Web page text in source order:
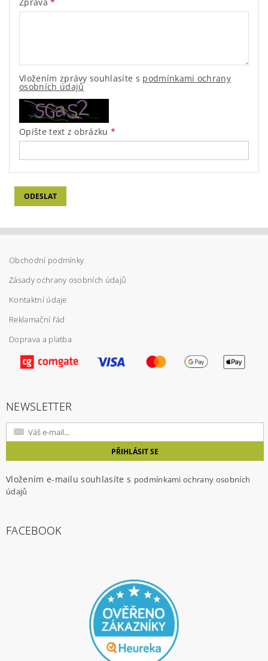
Vložením zprávy souhlasíte s podmínkami ochrany
osobních údajů
Opište text z obrázku
Obchodní podmínky
Zásady ochrany osobních údajů
Kontaktní údaje
Reklamační řád
Doprava a platba
NEWSLETTER
Vložením e-mailu souhlasíte s podmínkami ochrany osobních
údajů
FACEBOOK